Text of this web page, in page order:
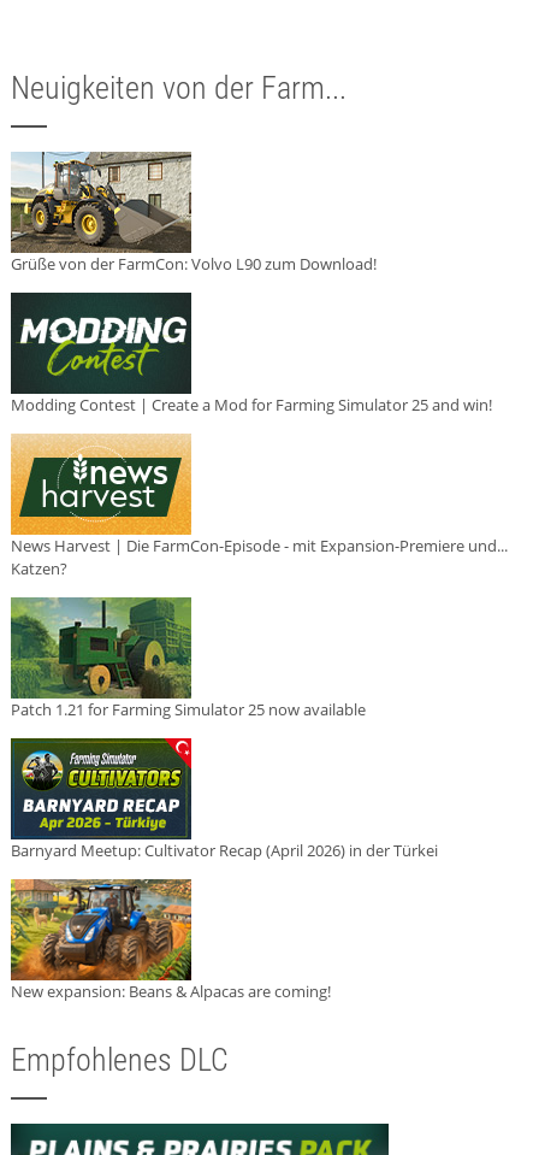
Neuigkeiten von der Farm...
Grüße von der FarmCon: Volvo L90 zum Download!
Modding Contest | Create a Mod for Farming Simulator 25 and win!
News Harvest | Die FarmCon-Episode - mit Expansion-Premiere und...
Katzen?
Patch 1.21 for Farming Simulator 25 now available
Barnyard Meetup: Cultivator Recap (April 2026) in der Türkei
New expansion: Beans & Alpacas are coming!
Empfohlenes DLC